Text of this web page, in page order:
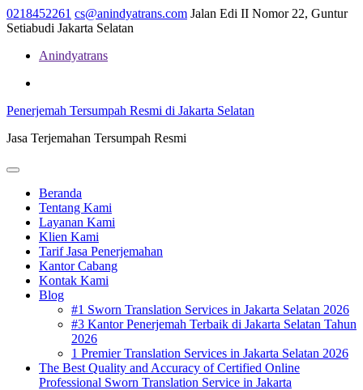
Skip
to
0218452261 cs@anindyatrans.com Jalan Edi II Nomor 22, Guntur
Setiabudi Jakarta Selatan
Anindyatrans
Penerjemah Tersumpah Resmi di Jakarta Selatan
Jasa Terjemahan Tersumpah Resmi
Open
Beranda
Tentang Kami
Layanan Kami
Klien Kami
Tarif Jasa Penerjemahan
Kantor Cabang
Kontak Kami
Blog
#1 Sworn Translation Services in Jakarta Selatan 2026
#3 Kantor Penerjemah Terbaik di Jakarta Selatan Tahun
2026
1 Premier Translation Services in Jakarta Selatan 2026
The Best Quality and Accuracy of Certified Online
Professional Sworn Translation Service in Jakarta